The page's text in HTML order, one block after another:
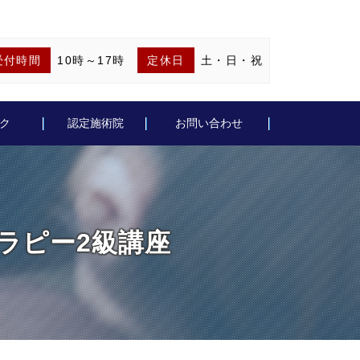
付時間 10時～17時 定休日 土・日・祝
認定施術院 お問い合わせ
ピー2級講座